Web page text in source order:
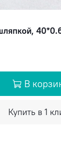
В
Купить в 1